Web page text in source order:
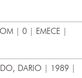
| 0 | EMECE |
DARIO | 1989 |